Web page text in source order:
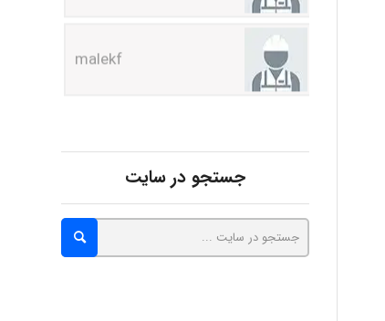
abolfazlkoshehe
A.balandeh
جستجو در سایت